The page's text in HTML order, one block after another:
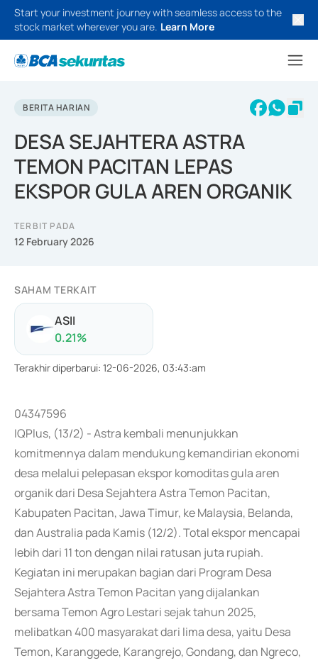
Start your investment journey with seamless access to the
stock market wherever you are. Learn More
BERITA HARIAN
DESA SEJAHTERA ASTRA
TEMON PACITAN LEPAS
EKSPOR GULA AREN ORGANIK
TERBIT PADA
12 February 2026
SAHAM TERKAIT
ASII
0.21%
Terakhir diperbarui: 12-06-2026, 03:43:am
04347596
IQPlus, (13/2) - Astra kembali menunjukkan
komitmennya dalam mendukung kemandirian ekonomi
desa melalui pelepasan ekspor komoditas gula aren
organik dari Desa Sejahtera Astra Temon Pacitan,
Kabupaten Pacitan, Jawa Timur, ke Malaysia, Belanda,
dan Australia pada Kamis (12/2). Total ekspor mencapai
lebih dari 11 ton dengan nilai ratusan juta rupiah.
Kegiatan ini merupakan bagian dari Program Desa
Sejahtera Astra Temon Pacitan yang dijalankan
bersama Temon Agro Lestari sejak tahun 2025,
melibatkan 400 masyarakat dari lima desa, yaitu Desa
Temon, Karanggede, Karangrejo, Gondang, dan Ngreco,